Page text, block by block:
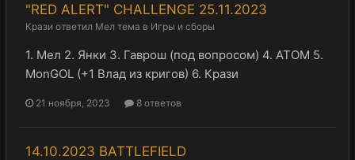
"RED ALERT" CHALLENGE 25.11.2023
Крази ответил Мел тема в Игры и сборы
1. Мел 2. Янки 3. Гаврош (под вопросом) 4. АТОМ 5.
MonGOL (+1 Влад из кригов) 6. Крази
21 ноября, 2023 8 ответов
14.10.2023 BATTLEFIELD